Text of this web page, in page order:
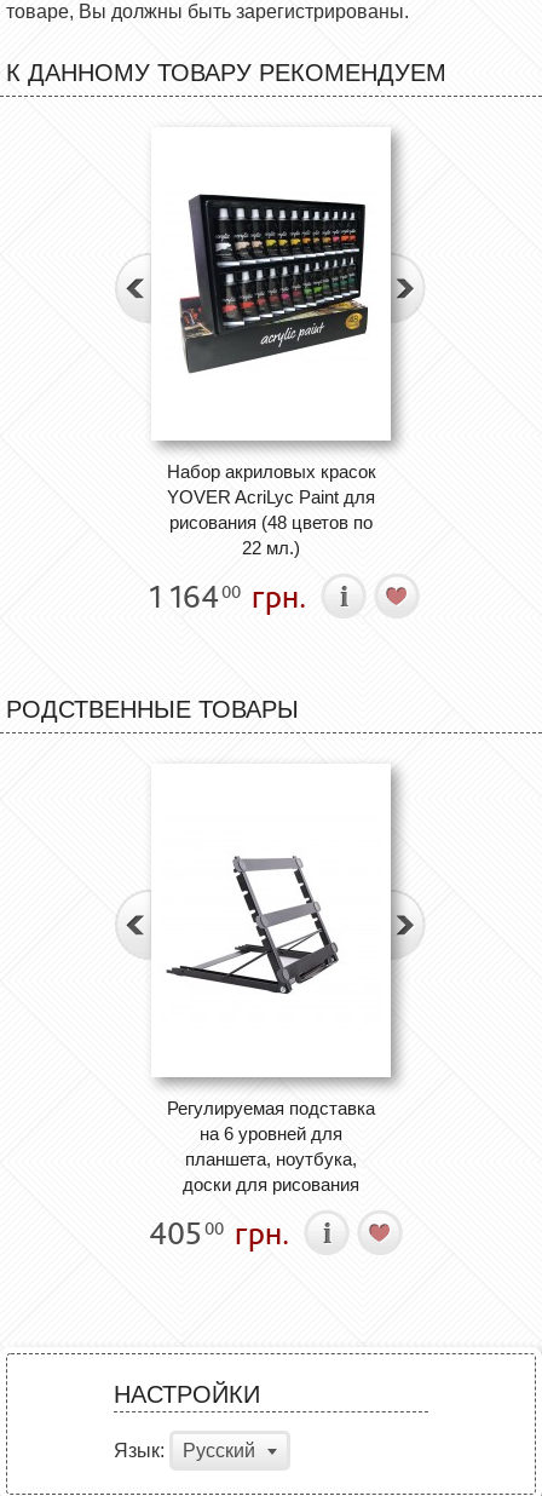
товаре, Вы должны быть зарегистрированы.
К ДАННОМУ ТОВАРУ РЕКОМЕНДУЕМ
Набор акриловых красок
YOVER AcriLyc Paint для
рисования (48 цветов по
22 мл.)
1 16400 грн.
РОДСТВЕННЫЕ ТОВАРЫ
Регулируемая подставка
на 6 уровней для
планшета, ноутбука,
доски для рисования
40500 грн.
НАСТРОЙКИ
Язык: Русский